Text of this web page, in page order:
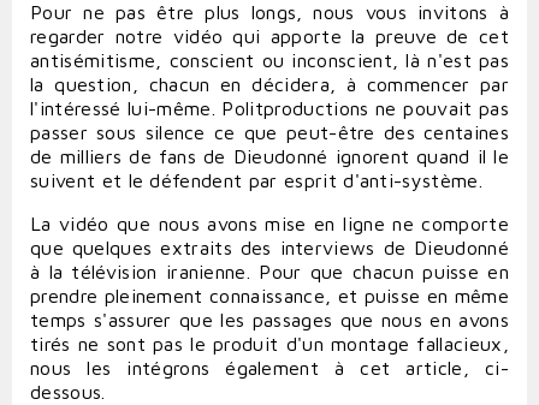
Pour ne pas être plus longs, nous vous invitons à
regarder notre vidéo qui apporte la preuve de cet
antisémitisme, conscient ou inconscient, là n'est pas
la question, chacun en décidera, à commencer par
l'intéressé lui-même. Politproductions ne pouvait pas
passer sous silence ce que peut-être des centaines
de milliers de fans de Dieudonné ignorent quand il le
suivent et le défendent par esprit d'anti-système.
La vidéo que nous avons mise en ligne ne comporte
que quelques extraits des interviews de Dieudonné
à la télévision iranienne. Pour que chacun puisse en
prendre pleinement connaissance, et puisse en même
temps s'assurer que les passages que nous en avons
tirés ne sont pas le produit d'un montage fallacieux,
nous les intégrons également à cet article, ci-
dessous.